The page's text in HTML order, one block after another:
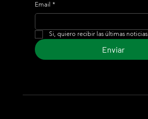
Email *
Si, quiero recibir las últimas noticias
Enviar